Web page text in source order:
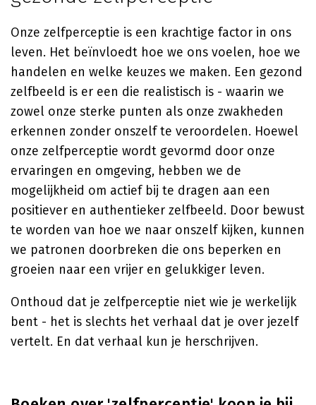
Onze zelfperceptie is een krachtige factor in ons
leven. Het beïnvloedt hoe we ons voelen, hoe we
handelen en welke keuzes we maken. Een gezond
zelfbeeld is er een die realistisch is - waarin we
zowel onze sterke punten als onze zwakheden
erkennen zonder onszelf te veroordelen. Hoewel
onze zelfperceptie wordt gevormd door onze
ervaringen en omgeving, hebben we de
mogelijkheid om actief bij te dragen aan een
positiever en authentieker zelfbeeld. Door bewust
te worden van hoe we naar onszelf kijken, kunnen
we patronen doorbreken die ons beperken en
groeien naar een vrijer en gelukkiger leven.
Onthoud dat je zelfperceptie niet wie je werkelijk
bent - het is slechts het verhaal dat je over jezelf
vertelt. En dat verhaal kun je herschrijven.